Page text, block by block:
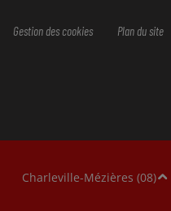
Charleville-Mézières (08)
Gestion des cookies Plan du site